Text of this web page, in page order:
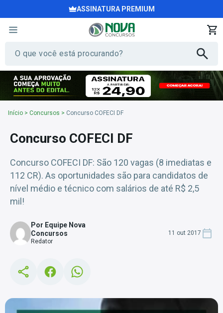
ASSINATURA PREMIUM
Início > Concursos > Concurso COFECI DF
Concurso COFECI DF
Concurso COFECI DF: São 120 vagas (8 imediatas e
112 CR). As oportunidades são para candidatos de
nível médio e técnico com salários de até R$ 2,5
mil!
Por Equipe Nova
Concursos
Redator
11 out 2017